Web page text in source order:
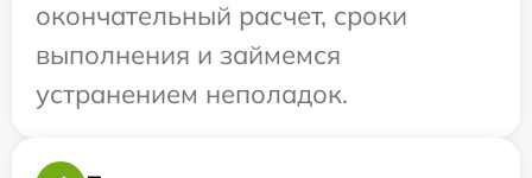
окончательный расчет, сроки
выполнения и займемся
устранением неполадок.